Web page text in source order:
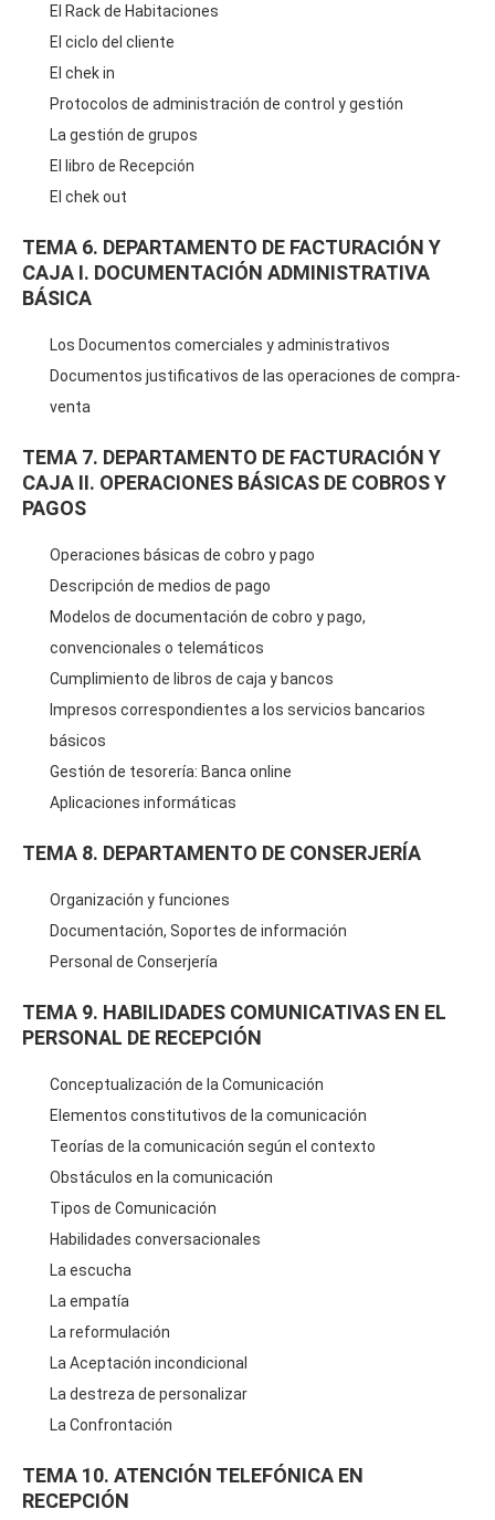
El Rack de Habitaciones
El ciclo del cliente
El chek in
Protocolos de administración de control y gestión
La gestión de grupos
El libro de Recepción
El chek out
TEMA 6. DEPARTAMENTO DE FACTURACIÓN Y
CAJA I. DOCUMENTACIÓN ADMINISTRATIVA
BÁSICA
Los Documentos comerciales y administrativos
Documentos justificativos de las operaciones de compra-
venta
TEMA 7. DEPARTAMENTO DE FACTURACIÓN Y
CAJA II. OPERACIONES BÁSICAS DE COBROS Y
PAGOS
Operaciones básicas de cobro y pago
Descripción de medios de pago
Modelos de documentación de cobro y pago,
convencionales o telemáticos
Cumplimiento de libros de caja y bancos
Impresos correspondientes a los servicios bancarios
básicos
Gestión de tesorería: Banca online
Aplicaciones informáticas
TEMA 8. DEPARTAMENTO DE CONSERJERÍA
Organización y funciones
Documentación, Soportes de información
Personal de Conserjería
TEMA 9. HABILIDADES COMUNICATIVAS EN EL
PERSONAL DE RECEPCIÓN
Conceptualización de la Comunicación
Elementos constitutivos de la comunicación
Teorías de la comunicación según el contexto
Obstáculos en la comunicación
Tipos de Comunicación
Habilidades conversacionales
La escucha
La empatía
La reformulación
La Aceptación incondicional
La destreza de personalizar
La Confrontación
TEMA 10. ATENCIÓN TELEFÓNICA EN
RECEPCIÓN